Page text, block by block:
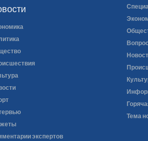
экспертов
Тема